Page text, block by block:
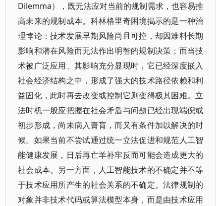
Dilemma），既无法应对当前的规制需求，也容易推
高未来的规制成本。科林格里奇困境揭示的是一种治
理悖论：技术发展早期风险尚且可控，却因难料长期
影响和潜在风险而无法作出明智的规制决策；而当技
术被广泛应用、其影响充分显现时，它已经深度嵌入
社会经济结构之中，形成了强大的技术路径依赖和利
益固化，此时再去改变或控制它则变得极其困难。立
法时机一般应把握在社会矛盾与问题已经出现端倪或
初步形成，尚未病入膏肓，而又有条件加以解决的时
候。如果当前不尝试通过统一立法促进和规范人工智
能健康发展，日后再亡羊补牢反而可能会造成更大的
社会成本。另一方面，人工智能技术的不确定并不等
于技术应用所产生的社会关系的不确定。法律规制的
对象并非技术代码或算法模型本身，而是由技术应用